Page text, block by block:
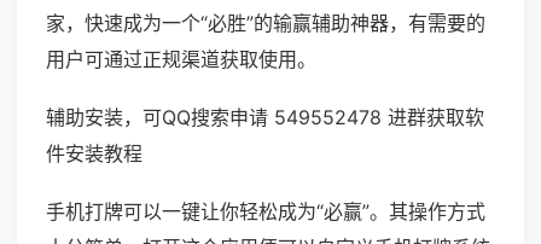
家，快速成为一个“必胜”的输赢辅助神器，有需要的
用户可通过正规渠道获取使用。
辅助安装，可QQ搜索申请 549552478 进群获取软
件安装教程
手机打牌可以一键让你轻松成为“必赢”。其操作方式